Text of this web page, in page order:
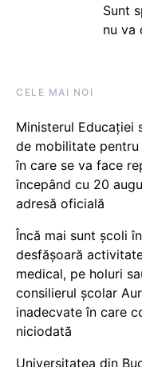
Sunt
nu va
CELE MAI NOI
Ministerul Educației
de mobilitate
în care se va face
începând cu 20
adresă oficială
Încă mai sunt școli
desfășoară
medical, pe holuri
consilierul școlar
inadecvate în care
niciodată
Universitatea din